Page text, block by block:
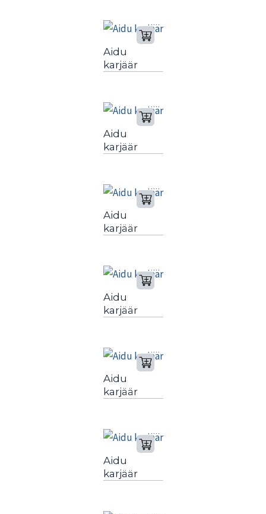
Aidu
karjäär
Aidu
karjäär
Aidu
karjäär
Aidu
karjäär
Aidu
karjäär
Aidu
karjäär